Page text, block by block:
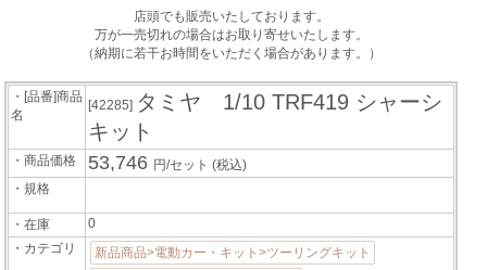
店頭でも販売いたしております。
万が一売切れの場合はお取り寄せいたします。
（納期に若干お時間をいただく場合があります。）
・[品番]商品
名
[42285] タミヤ 1/10 TRF419 シャーシ
キット
・商品価格 53,746 円/セット(税込)
・規格
・在庫
0
・カテゴリ
新品商品>電動カー・キット>ツーリングキット